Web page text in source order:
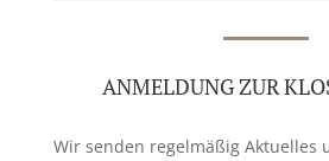
ANMELDUNG ZUR
Wir senden regelmäßig Aktuelles